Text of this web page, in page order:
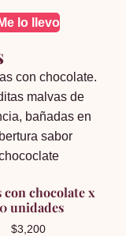
Me lo llevo
con chocolate x
unidades
$3,200